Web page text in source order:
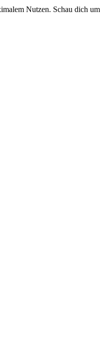
Nutzen. Schau dich